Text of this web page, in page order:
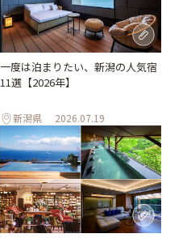
一度は泊まりたい、新潟の人気宿
11選【2026年】
新潟県 2026.07.19